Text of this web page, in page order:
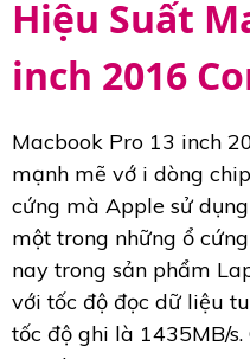
Hiệu Suất
inch 2016
Macbook Pro 13 inch
mạnh mẽ vớ i dòng
cứng mà Apple sử
một trong những ổ
nay trong sản phẩm
với tốc độ đọc dữ liệu
tốc độ ghi là 1435MB/